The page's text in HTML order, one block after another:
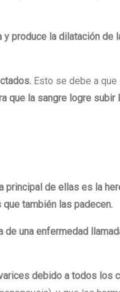
produce la dilatación de
Esto se debe a
que la sangre logre
principal de ellas es la
también las padecen.
una enfermedad
debido a todos los